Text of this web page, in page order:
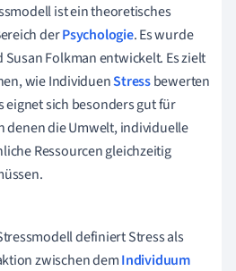
ist ein theoretisches
derPsychologie. Es wurde
Folkman entwickelt. Es zielt
wie IndividuenStressbewerten
eignet sich besonders gut für
denen die Umwelt, individuelle
Ressourcen gleichzeitig
definiert Stress als
zwischen demIndividuum